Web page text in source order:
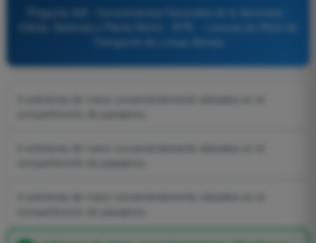
Pregunta 348 - Conocimientos Generales de la Aeronave -